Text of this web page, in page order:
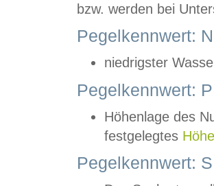
bzw. werden bei
Pegelkennwert:
niedrigster
Pegelkennwert:
Höhenlage des
festgelegtes
Pegelkennwert: